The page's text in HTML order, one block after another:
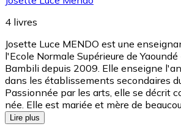
4 livres
Josette Luce MENDO est une
l'Ecole Normale Supérieure de
Bambili depuis 2009. Elle enseigne
dans les établissements secondaires
Passionnée par les arts, elle se décrit
née. Elle est mariée et mère de
Lire plus